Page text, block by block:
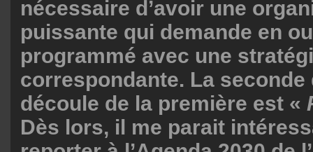
nécessaire d’avoir une
puissante qui demande en
programmé avec une
correspondante. La
découle de la première est «
Dès lors, il me parait